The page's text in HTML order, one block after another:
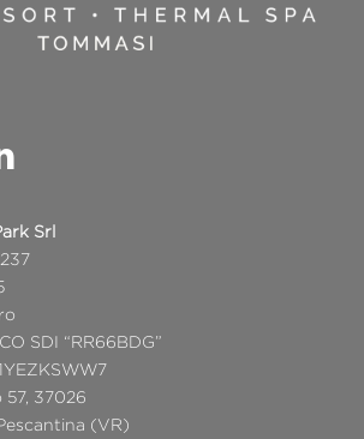
Srl
SDI “RR66BDG”
37026
(VR)